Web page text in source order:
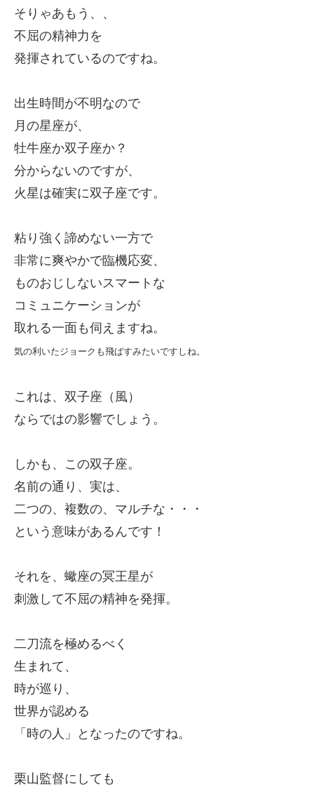
そりゃあもう、、
不屈の精神力を
発揮されているのですね。
出生時間が不明なので
月の星座が、
牡牛座か双子座か？
分からないのですが、
火星は確実に双子座です。
粘り強く諦めない一方で
非常に爽やかで臨機応変、
ものおじしないスマートな
コミュニケーションが
取れる一面も伺えますね。
気の利いたジョークも飛ばすみたいですしね。
これは、双子座（風）
ならではの影響でしょう。
しかも、この双子座。
名前の通り、実は、
二つの、複数の、マルチな・・・
という意味があるんです！
それを、蠍座の冥王星が
刺激して不屈の精神を発揮。
二刀流を極めるべく
生まれて、
時が巡り、
世界が認める
「時の人」となったのですね。
栗山監督にしても